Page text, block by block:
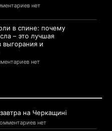
нет
в спине: почему
– это лучшая
выгорания и
нет
на Черкащині
нет